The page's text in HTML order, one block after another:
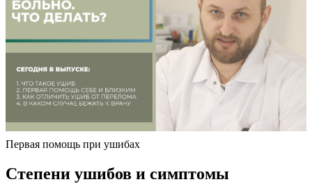
Первая помощь при ушибах
Степени ушибов и симптомы